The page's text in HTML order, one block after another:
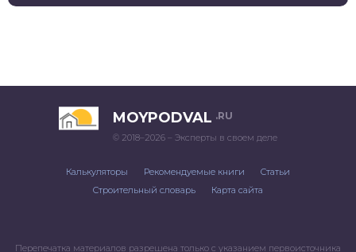
MOYPODVAL .RU
© 2018–2026 – Эксперты в своем деле
Калькуляторы Рекомендуемые книги
Статьи
Строительный словарь
Карта сайта
Перепечатка материалов разрешена только с указанием первоисточника